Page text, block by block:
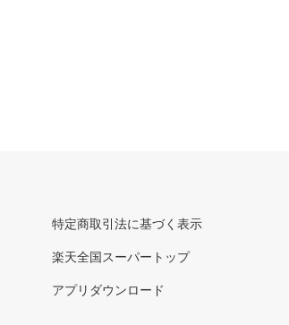
特定商取引法に基づく表示
楽天全国スーパートップ
アプリダウンロード